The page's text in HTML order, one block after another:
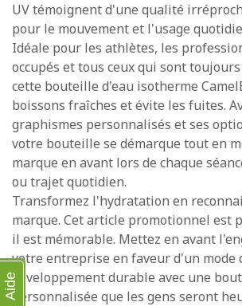
UV témoignent d'une qualité
pour le mouvement et l'usage
Idéale pour les athlètes, les
occupés et tous ceux qui sont
cette bouteille d'eau isotherme
boissons fraîches et évite les fuites.
graphismes personnalisés et ses
votre bouteille se démarque tout en
marque en avant lors de chaque
ou trajet quotidien.
Transformez l'hydratation en
marque. Cet article promotionnel est
il est mémorable. Mettez en avant
votre entreprise en faveur d'un mode
développement durable avec une
personnalisée que les gens seront
Aide